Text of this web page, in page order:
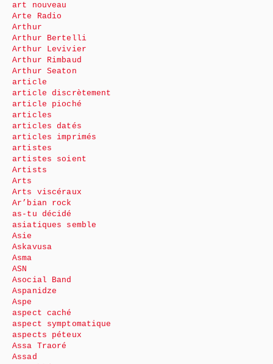
art nouveau
Arte Radio
Arthur
Arthur Bertelli
Arthur Levivier
Arthur Rimbaud
Arthur Seaton
article
article discrètement
article pioché
articles
articles datés
articles imprimés
artistes
artistes soient
Artists
Arts
Arts viscéraux
Ar’bian rock
as-tu décidé
asiatiques semble
Asie
Askavusa
Asma
ASN
Asocial Band
Aspanidze
Aspe
aspect caché
aspect symptomatique
aspects péteux
Assa Traoré
Assad